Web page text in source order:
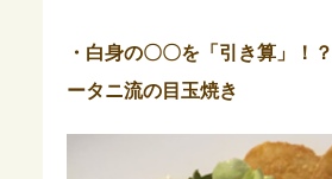
・白身の〇〇を「引き算」！
ータニ流の目玉焼き